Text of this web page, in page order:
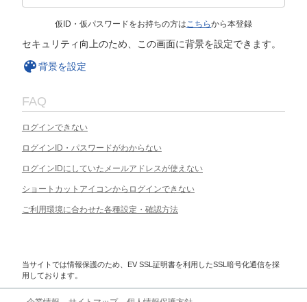
仮ID・仮パスワードをお持ちの方はこちらから本登録
セキュリティ向上のため、この画面に背景を設定できます。
背景を設定
FAQ
ログインできない
ログインID・パスワードがわからない
ログインIDにしていたメールアドレスが使えない
ショートカットアイコンからログインできない
ご利用環境に合わせた各種設定・確認方法
当サイトでは情報保護のため、EV SSL証明書を利用したSSL暗号化通信を採
用しております。